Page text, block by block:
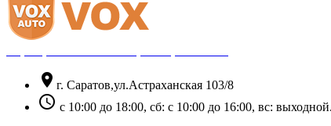
location_on г. Саратов,ул.Астраханская 103/8
schedule с 10:00 до 18:00, сб: с 10:00 до 16:00, вс: